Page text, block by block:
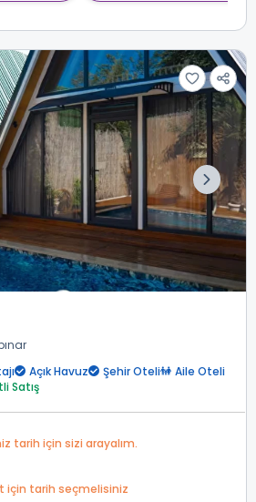
Açık Havuz Şehir Oteli
Aile Oteli
Satış
tarih için sizi arayalım.
için tarih seçmelisiniz